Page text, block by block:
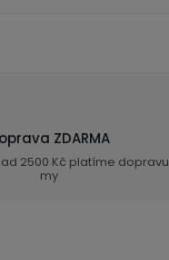
ZDARMA
2500 Kč platíme dopravu
my